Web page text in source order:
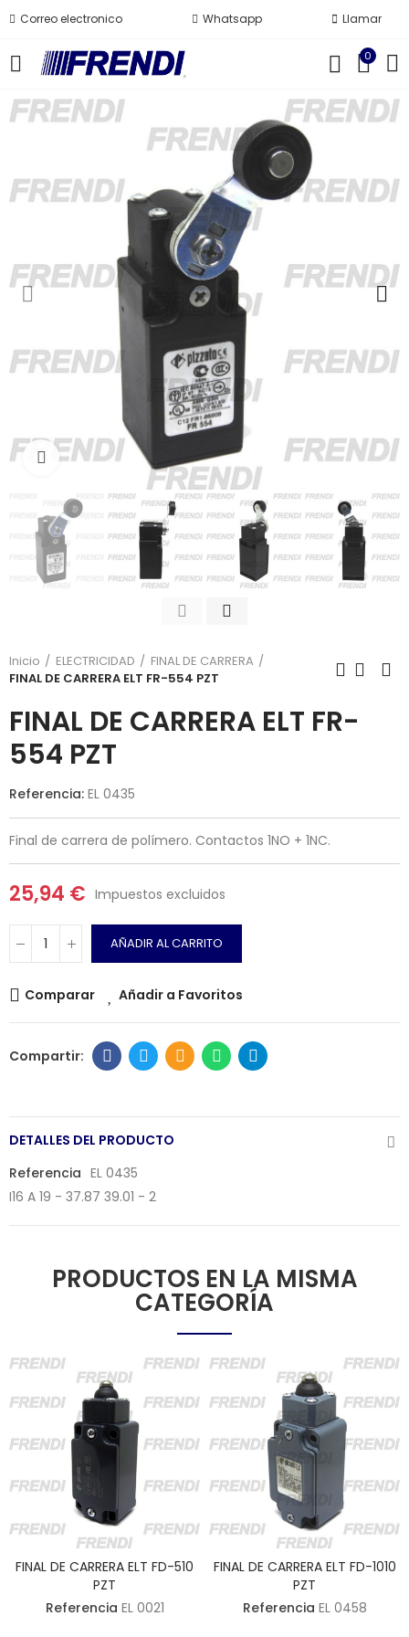
Correo electronico Whatsapp Llamar
0
Click para agrandar
Inicio ELECTRICIDAD
FINAL DE CARRERA
FINAL DE CARRERA ELT FR-554 PZT
FINAL DE CARRERA ELT FR-
554 PZT
Referencia: EL 0435
Final de carrera de polímero. Contactos 1NO + 1NC.
25,94 € Impuestos excluidos
AÑADIR AL CARRITO
Comparar Añadir a Favoritos
DETALLES DEL PRODUCTO
Referencia EL 0435
I16 A 19 - 37.87 39.01 - 2
PRODUCTOS EN LA MISMA
CATEGORÍA
FINAL DE CARRERA ELT FD-510
PZT
Referencia EL 0021
FINAL DE CARRERA ELT FD-1010
PZT
Referencia EL 0458